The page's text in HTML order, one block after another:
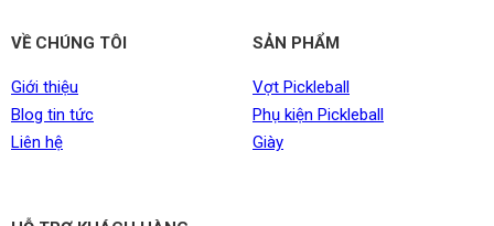
VỀ CHÚNG TÔI
Giới thiệu
Blog tin tức
Liên hệ
SẢN PHẨM
Vợt Pickleball
Phụ kiện Pickleball
Giày